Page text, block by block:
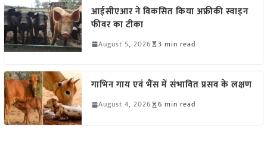
आईसीएआर ने विकसित किया अफ्रीकी स्वाइन
फीवर का टीका
August 5, 2026 3 min read
गाभिन गाय एवं भैंस में संभावित प्रसव के लक्षण
August 4, 2026 6 min read